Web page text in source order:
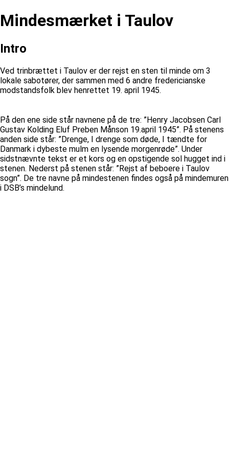
Mindesmærket i Taulov
Intro
Ved trinbrættet i Taulov er der rejst en sten til minde om 3
lokale sabotører, der sammen med 6 andre fredericianske
modstandsfolk blev henrettet 19. april 1945.
På den ene side står navnene på de tre: ”Henry Jacobsen Carl
Gustav Kolding Eluf Preben Månson 19.april 1945”. På stenens
anden side står: ”Drenge, I drenge som døde, I tændte for
Danmark i dybeste mulm en lysende morgenrøde”. Under
sidstnævnte tekst er et kors og en opstigende sol hugget ind i
stenen. Nederst på stenen står: ”Rejst af beboere i Taulov
sogn”. De tre navne på mindestenen findes også på mindemuren
i DSB’s mindelund.